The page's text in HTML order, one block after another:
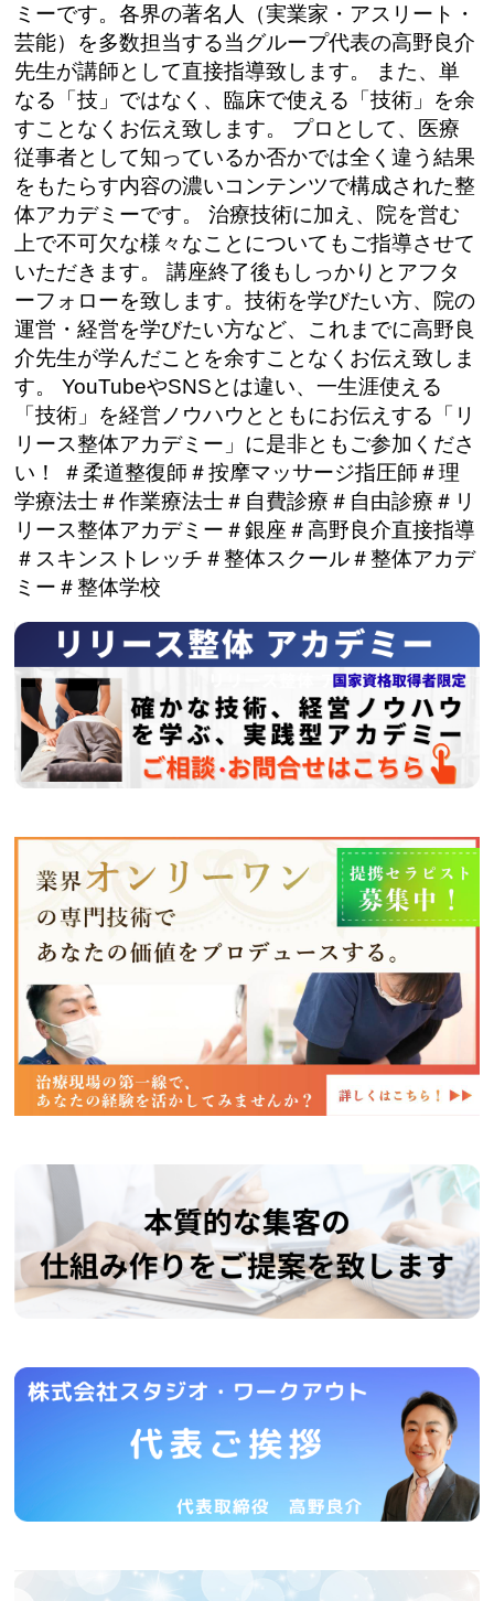
ミーです。各界の著名人（実業家・アスリート・
芸能）を多数担当する当グループ代表の高野良介
先生が講師として直接指導致します。 また、単
なる「技」ではなく、臨床で使える「技術」を余
すことなくお伝え致します。 プロとして、医療
従事者として知っているか否かでは全く違う結果
をもたらす内容の濃いコンテンツで構成された整
体アカデミーです。 治療技術に加え、院を営む
上で不可欠な様々なことについてもご指導させて
いただきます。 講座終了後もしっかりとアフタ
ーフォローを致します。技術を学びたい方、院の
運営・経営を学びたい方など、これまでに高野良
介先生が学んだことを余すことなくお伝え致しま
す。 YouTubeやSNSとは違い、一生涯使える
「技術」を経営ノウハウとともにお伝えする「リ
リース整体アカデミー」に是非ともご参加くださ
い！ ＃柔道整復師＃按摩マッサージ指圧師＃理
学療法士＃作業療法士＃自費診療＃自由診療＃リ
リース整体アカデミー＃銀座＃高野良介直接指導
＃スキンストレッチ＃整体スクール＃整体アカデ
ミー＃整体学校